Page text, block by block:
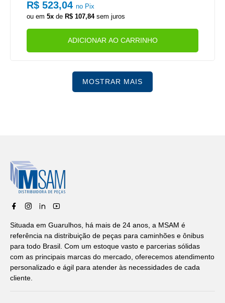
R$ 523,04no Pix
ou em5x de R$ 107,84sem juros
ADICIONAR AO CARRINHO
MOSTRAR MAIS
Situada em Guarulhos, há mais de 24 anos, a MSAM é
referência na distribuição de peças para caminhões e ônibus
para todo Brasil. Com um estoque vasto e parcerias sólidas
com as principais marcas do mercado, oferecemos atendimento
personalizado e ágil para atender às necessidades de cada
cliente.